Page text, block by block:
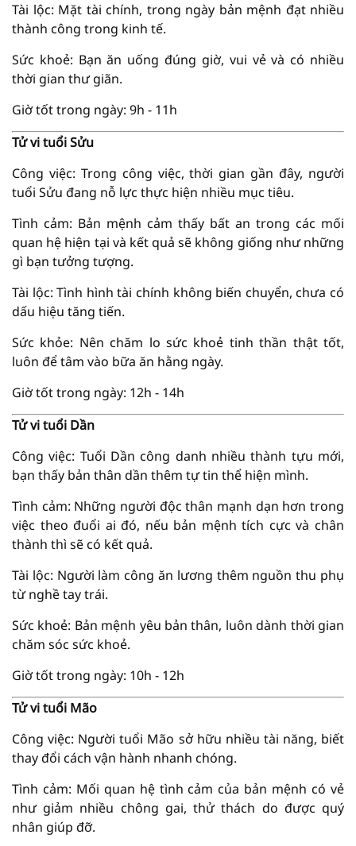
Tài lộc: Mặt tài chính, trong ngày bản mệnh đạt nhiều
thành công trong kinh tế.
Sức khoẻ: Bạn ăn uống đúng giờ, vui vẻ và có nhiều
thời gian thư giãn.
Giờ tốt trong ngày: 9h - 11h
Tử vi tuổi Sửu
Công việc: Trong công việc, thời gian gần đây, người
tuổi Sửu đang nỗ lực thực hiện nhiều mục tiêu.
Tình cảm: Bản mệnh cảm thấy bất an trong các mối
quan hệ hiện tại và kết quả sẽ không giống như những
gì bạn tưởng tượng.
Tài lộc: Tình hình tài chính không biến chuyển, chưa có
dấu hiệu tăng tiến.
Sức khỏe: Nên chăm lo sức khoẻ tinh thần thật tốt,
luôn để tâm vào bữa ăn hằng ngày.
Giờ tốt trong ngày: 12h - 14h
Tử vi tuổi Dần
Công việc: Tuổi Dần công danh nhiều thành tựu mới,
bạn thấy bản thân dần thêm tự tin thể hiện mình.
Tình cảm: Những người độc thân mạnh dạn hơn trong
việc theo đuổi ai đó, nếu bản mệnh tích cực và chân
thành thì sẽ có kết quả.
Tài lộc: Người làm công ăn lương thêm nguồn thu phụ
từ nghề tay trái.
Sức khoẻ: Bản mệnh yêu bản thân, luôn dành thời gian
chăm sóc sức khoẻ.
Giờ tốt trong ngày: 10h - 12h
Tử vi tuổi Mão
Công việc: Người tuổi Mão sở hữu nhiều tài năng, biết
thay đổi cách vận hành nhanh chóng.
Tình cảm: Mối quan hệ tình cảm của bản mệnh có vẻ
như giảm nhiều chông gai, thử thách do được quý
nhân giúp đỡ.